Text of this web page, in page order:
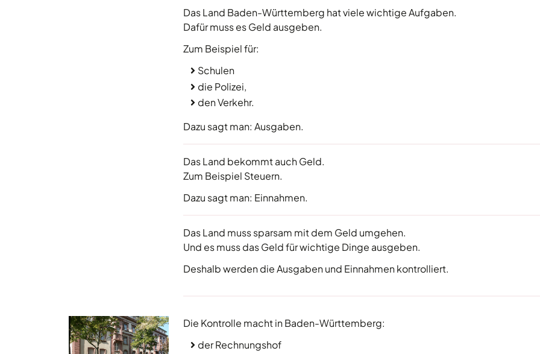
Das Land Baden-Württemberg hat viele wichtige Aufgaben.
Dafür muss es Geld ausgeben.
Zum Beispiel für:
Schulen
die Polizei,
den Verkehr.
Dazu sagt man: Ausgaben.
Das Land bekommt auch Geld.
Zum Beispiel Steuern.
Dazu sagt man: Einnahmen.
Das Land muss sparsam mit dem Geld umgehen.
Und es muss das Geld für wichtige Dinge ausgeben.
Deshalb werden die Ausgaben und Einnahmen kontrolliert.
Die Kontrolle macht in Baden-Württemberg:
der Rechnungshof